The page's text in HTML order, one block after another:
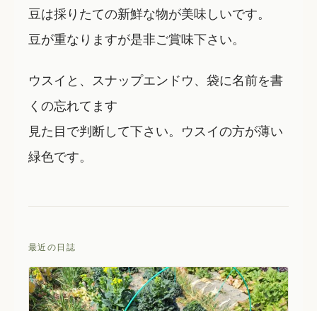
豆は採りたての新鮮な物が美味しいです。
豆が重なりますが是非ご賞味下さい。
ウスイと、スナップエンドウ、袋に名前を書
くの忘れてます
見た目で判断して下さい。ウスイの方が薄い
緑色です。
最近の日誌